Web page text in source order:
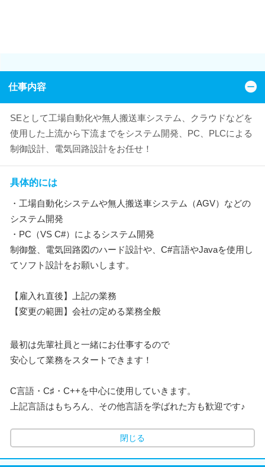
仕事内容
SEとして工場自動化や無人搬送車システム、クラウドなどを
使用した上流から下流までをシステム開発、PC、PLCによる
制御設計、電気回路設計をお任せ！
具体的には
・工場自動化システムや無人搬送車システム（AGV）などの
システム開発
・PC（VS C#）によるシステム開発
制御盤、電気回路図のハード設計や、C#言語やJavaを使用し
てソフト設計をお願いします。
【雇入れ直後】上記の業務
【変更の範囲】会社の定める業務全般
最初は先輩社員と一緒にお仕事するので
安心して業務をスタートできます！
C言語・C♯・C++を中心に使用していきます。
上記言語はもちろん、その他言語を学ばれた方も歓迎です♪
閉じる